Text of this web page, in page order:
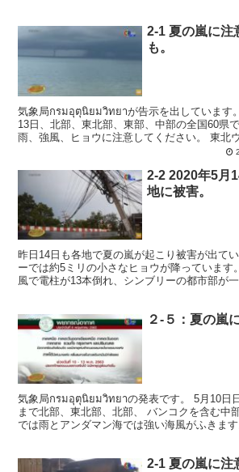
2-1 夏の嵐に注
も。
気象局กรมอุตุนิยมวิทยาが告示を出しています
13日、北部、東北部、東部、中部の全国60県
雨、強風、ヒョウに注意してください。 東北
2-2 2020年5月
地に被害。
昨日14日も各地で夏の嵐が起こり被害が出て
ーでは約5ミリの小さなヒョウが降っています
風で電柱が13本倒れ、シンブリーの都市部が
２-５：夏の嵐
気象局กรมอุตุนิยมวิทยาの発表です。 5月10日
まで北部、東北部、北部、 バンコクを含む中
では雨とアンダマン海では強い海風がふきま
2-1 夏の嵐に注